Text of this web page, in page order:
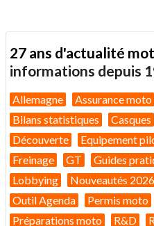
27 ans d'actualité
informations depuis
Allemagne Assurance moto
Bilans statistiques
Casques
Découverte
Equipement
Freinage
GT Guides
Lobbying
Nouveautés 2026
Outil Agenda
Permis moto
Préparations moto
R&D